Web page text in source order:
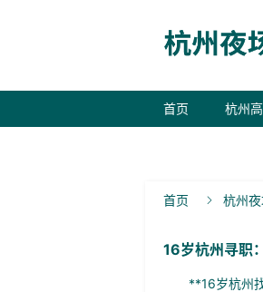
首页 杭州
首页  杭州
16岁杭州寻职
**16岁杭州找